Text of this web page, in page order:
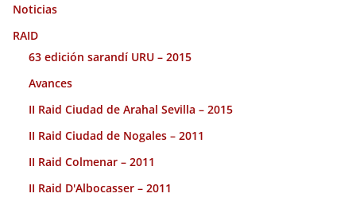
Noticias
RAID
63 edición sarandí URU – 2015
Avances
II Raid Ciudad de Arahal Sevilla – 2015
II Raid Ciudad de Nogales – 2011
II Raid Colmenar – 2011
II Raid D'Albocasser – 2011